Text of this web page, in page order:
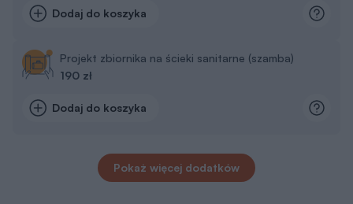
Dodaj do koszyka
Projekt zbiornika na ścieki sanitarne (szamba)
190 zł
Dodaj do koszyka
Pokaż więcej dodatków